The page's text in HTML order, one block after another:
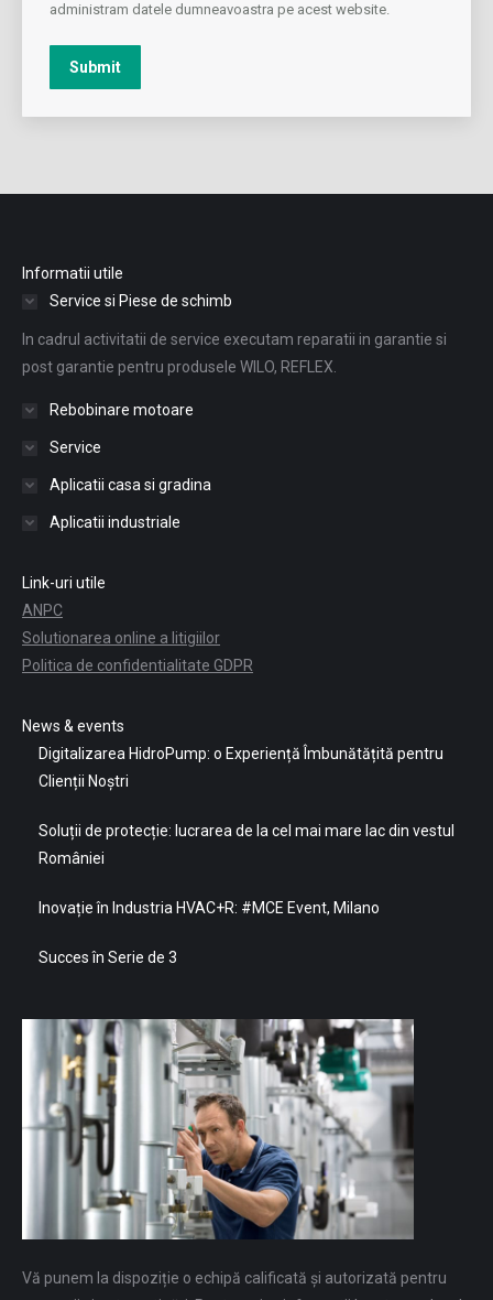
administram datele dumneavoastra pe acest website.
Submit
Informatii utile
Service si Piese de schimb
In cadrul activitatii de service executam reparatii in garantie si
post garantie pentru produsele WILO, REFLEX.
Rebobinare motoare
Service
Aplicatii casa si gradina
Aplicatii industriale
Link-uri utile
ANPC
Solutionarea online a litigiilor
Politica de confidentialitate GDPR
News & events
Digitalizarea HidroPump: o Experiență Îmbunătățită pentru
Clienții Noștri
Soluții de protecție: lucrarea de la cel mai mare lac din vestul
României
Inovație în Industria HVAC+R: #MCE Event, Milano
Succes în Serie de 3
Vă punem la dispoziție o echipă calificată și autorizată pentru